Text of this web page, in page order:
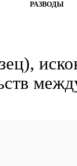
РАЗВОДЫ